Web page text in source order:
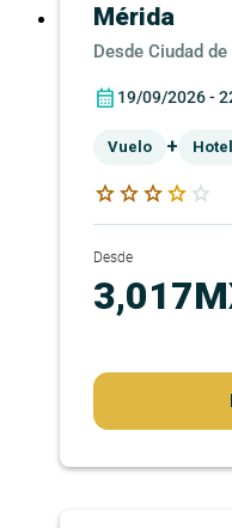
Mérida
Ciudad
19/09/2026 -
Vuelo + Hotel
starstarstarstar star
Desde